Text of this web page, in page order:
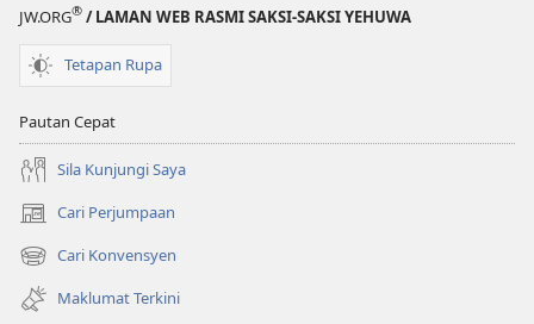
JW.ORG® / LAMAN WEB RASMI SAKSI-SAKSI YEHUWA
Tetapan Rupa
Pautan Cepat
Sila Kunjungi Saya
Cari Perjumpaan
(membuka
tetingkap
baharu)
Cari Konvensyen
(membuka
tetingkap
baharu)
Maklumat Terkini